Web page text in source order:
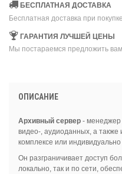
БЕСПЛАТНАЯ ДОСТАВКА
Бесплатная доставка при
ГАРАНТИЯ ЛУЧШЕЙ ЦЕНЫ
Мы постараемся предложить
ОПИСАНИЕ
Архивный сервер - менеджер
видео-, аудиоданных, а также
комплексе или
Он разграничивает доступ
локально, так и по сети,